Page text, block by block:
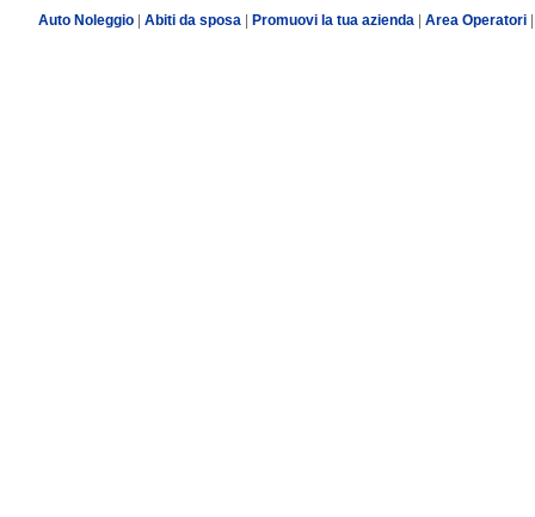
Auto Noleggio| Abiti da sposa| Promuovi la tua azienda Area Operatori